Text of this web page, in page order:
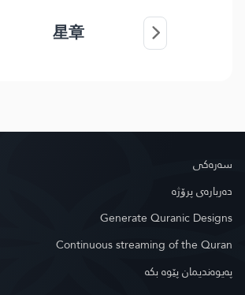
星章
سه‌ره‌كی
دەربارەی پرۆژە
Generate Quranic Designs
Continuous streaming of the Quran
په‌یوه‌ندیمان پێوه‌ بكه‌